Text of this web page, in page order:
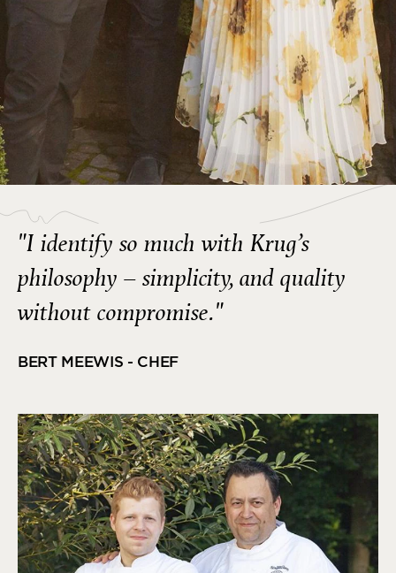
"I identify so much with Krug’s
philosophy – simplicity, and quality
without compromise."
BERT MEEWIS - CHEF